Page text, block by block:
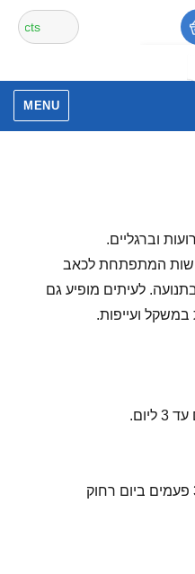
חיפוש
עבור:
MENU
וברגליים.
המתפתחת לכאב
לעיתים מופיע גם
ועייפות.
1-כף ב ¾ כוס מים עד 3 פעמים ביום רחוק